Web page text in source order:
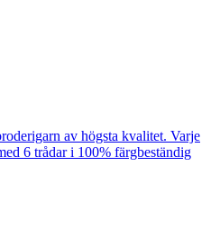
av högsta kvalitet. Varje
6 trådar i 100% färgbeständig